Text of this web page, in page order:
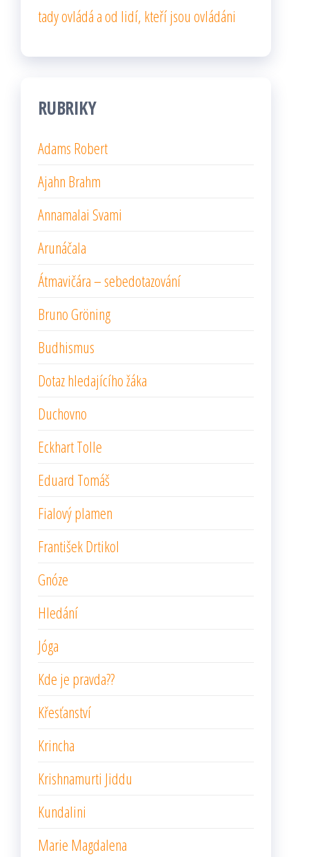
tady ovládá a od lidí, kteří jsou ovládáni
RUBRIKY
Adams Robert
Ajahn Brahm
Annamalai Svami
Arunáčala
Átmavičára – sebedotazování
Bruno Gröning
Budhismus
Dotaz hledajícího žáka
Duchovno
Eckhart Tolle
Eduard Tomáš
Fialový plamen
František Drtikol
Gnóze
Hledání
Jóga
Kde je pravda??
Křesťanství
Krincha
Krishnamurti Jiddu
Kundalini
Marie Magdalena